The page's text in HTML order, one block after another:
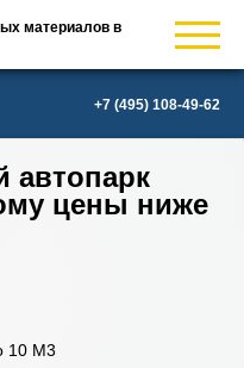
материалов в
10 М3
автопарк
цены ниже